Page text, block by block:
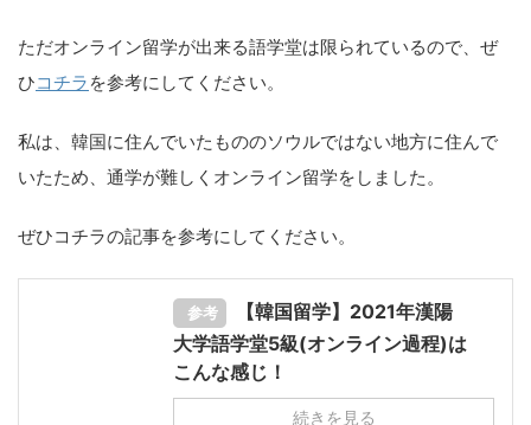
ただオンライン留学が出来る語学堂は限られているので、ぜ
ひコチラ を参考にしてください。
私は、韓国に住んでいたもののソウルではない地方に住んで
いたため、通学が難しくオンライン留学をしました。
ぜひコチラの記事を参考にしてください。
参考
【韓国留学】2021年漢陽
大学語学堂5級(オンライン過程)は
こんな感じ！
続きを見る